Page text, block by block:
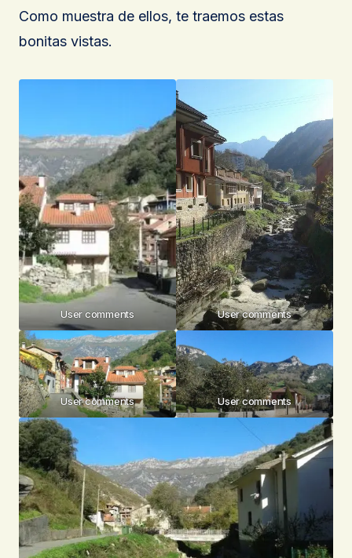
Como muestra de ellos, te traemos estas
bonitas vistas.
User comments User comments
User comments User comments